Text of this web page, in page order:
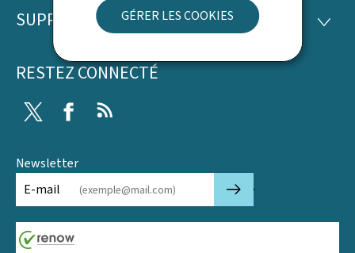
GÉRER LES COOKIES
page
SUPPORT
RESTEZ CONNECTÉ
Twitter Facebook
Newsletter
E-mail
🡒